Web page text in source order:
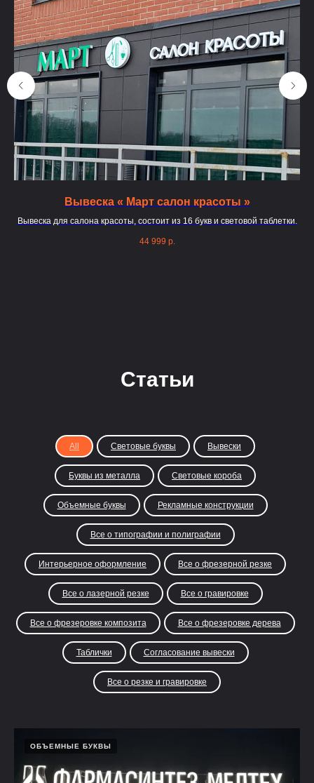
Вывеска « Март салон красоты »
Вывеска для салона красоты, состоит из 16 букв и световой таблетки.
44 999 р.
Статьи
All Световые буквы Вывески
Буквы из металла Световые короба
Объемные буквы Рекламные конструкции
Все о типографии и полиграфии
Интерьерное оформление Все о фрезерной резке
Все о лазерной резке Все о гравировке
Все о фрезеровке композита Все о фрезеровке дерева
Таблички Согласование вывески
Все о резке и гравировке
ОБЪЕМНЫЕ БУКВЫ